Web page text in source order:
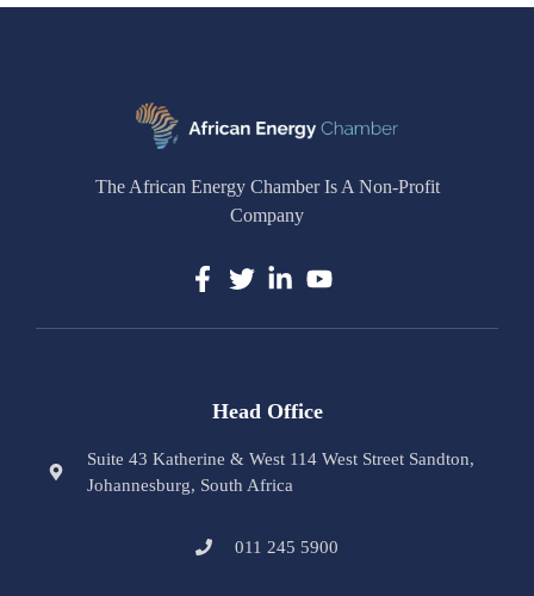
The African Energy Chamber Is A Non-Profit
Company
Head Office
Suite 43 Katherine & West 114 West Street Sandton,
Johannesburg, South Africa
011 245 5900